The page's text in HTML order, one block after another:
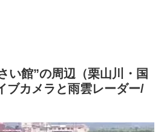
い館”の周辺（栗山川・国
ブカメラと雨雲レーダー/